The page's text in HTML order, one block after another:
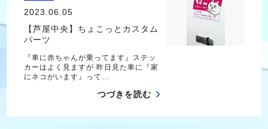
2023.06.05
【芦屋中央】ちょこっとカスタム
パーツ
『車に赤ちゃんが乗ってます』ステッ
カーはよく見ますが 昨日見た車に『家
にネコがいます』って…
つづきを読む